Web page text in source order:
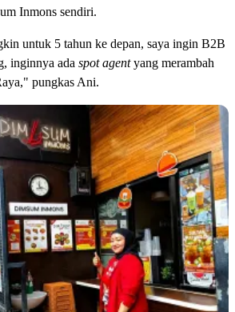
Inmons sendiri.
untuk 5 tahun ke depan, saya ingin B2B
inginnya ada spot agentyang merambah
pungkas Ani.